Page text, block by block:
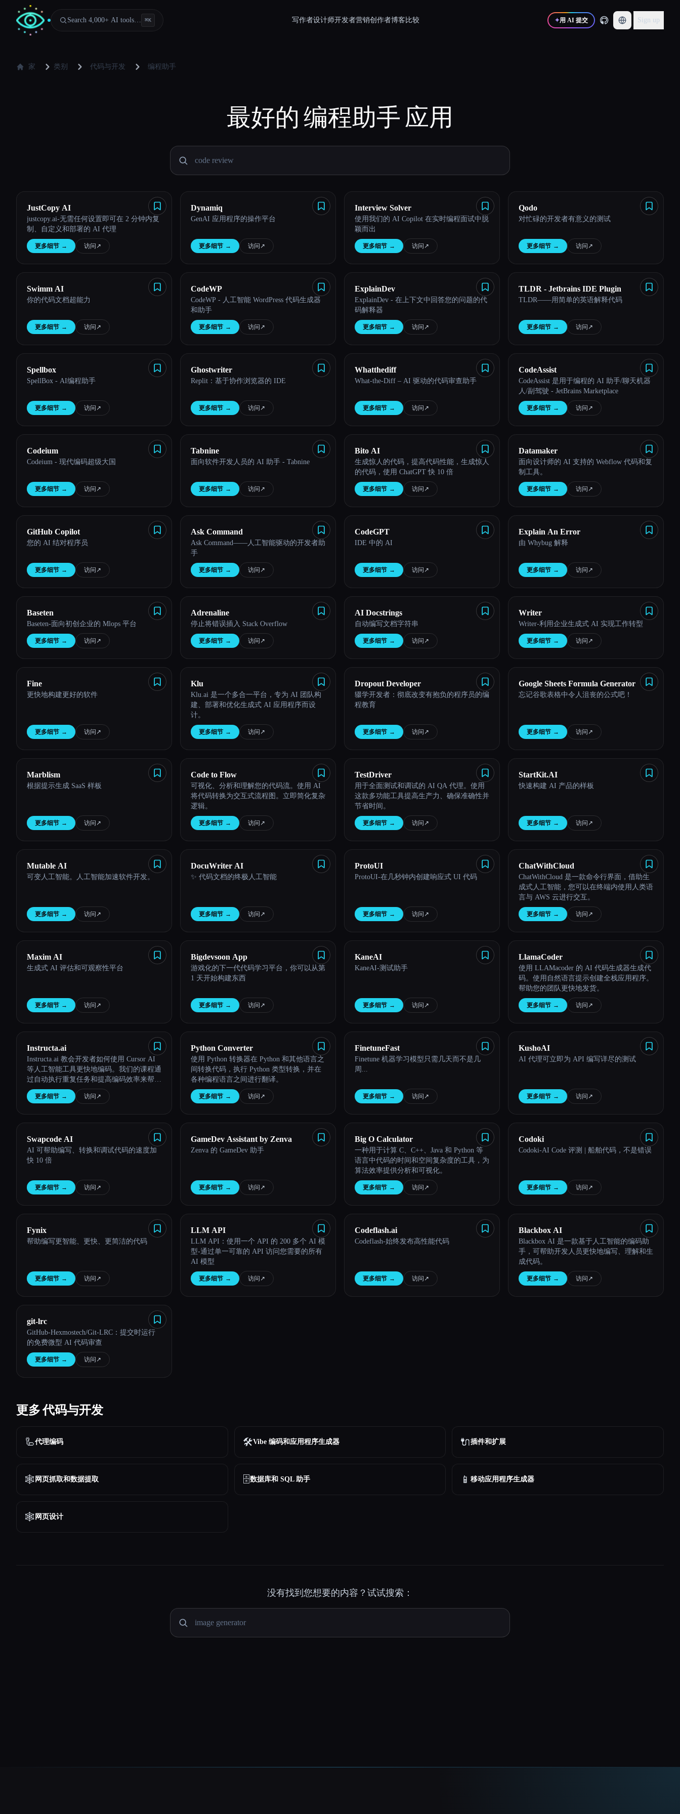
Search 4,000+ AI tools… ⌘K 写作者设计师开发者营销创作者博客 比较 ✦用 AI 提交 Sign up
家 类别 代码与开发 编程助手
最好的编程助手应用
JustCopy AI
justcopy.ai-无需任何设置即可在 2 分钟内复
制、自定义和部署的 AI 代理
更多细节 → 访问 ↗︎
Dynamiq
GenAI 应用程序的操作平台
更多细节 → 访问 ↗︎
Interview Solver
使用我们的 AI Copilot 在实时编程面试中脱
颖而出
更多细节 → 访问 ↗︎
Qodo
对忙碌的开发者有意义的测试
更多细节 → 访问 ↗︎
Swimm AI
你的代码文档超能力
更多细节 → 访问 ↗︎
CodeWP
CodeWP - 人工智能 WordPress 代码生成器
和助手
更多细节 → 访问 ↗︎
ExplainDev
ExplainDev - 在上下文中回答您的问题的代
码解释器
更多细节 → 访问 ↗︎
TLDR - Jetbrains IDE Plugin
TLDR——用简单的英语解释代码
更多细节 → 访问 ↗︎
Spellbox
SpellBox - AI编程助手
更多细节 → 访问 ↗︎
Ghostwriter
Replit：基于协作浏览器的 IDE
更多细节 → 访问 ↗︎
Whatthediff
What-the-Diff – AI 驱动的代码审查助手
更多细节 → 访问 ↗︎
CodeAssist
CodeAssist 是用于编程的 AI 助手/聊天机器
人/副驾驶 - JetBrains Marketplace
更多细节 → 访问 ↗︎
Codeium
Codeium - 现代编码超级大国
更多细节 → 访问 ↗︎
Tabnine
面向软件开发人员的 AI 助手 - Tabnine
更多细节 → 访问 ↗︎
Bito AI
生成惊人的代码，提高代码性能，生成惊人
的代码，使用 ChatGPT 快 10 倍
更多细节 → 访问 ↗︎
Datamaker
面向设计师的 AI 支持的 Webflow 代码和复
制工具。
更多细节 → 访问 ↗︎
GitHub Copilot
您的 AI 结对程序员
更多细节 → 访问 ↗︎
Ask Command
Ask Command——人工智能驱动的开发者助
手
更多细节 → 访问 ↗︎
CodeGPT
IDE 中的 AI
更多细节 → 访问 ↗︎
Explain An Error
由 Whybug 解释
更多细节 → 访问 ↗︎
Baseten
Baseten-面向初创企业的 Mlops 平台
更多细节 → 访问 ↗︎
Adrenaline
停止将错误插入 Stack Overflow
更多细节 → 访问 ↗︎
AI Docstrings
自动编写文档字符串
更多细节 → 访问 ↗︎
Writer
Writer-利用企业生成式 AI 实现工作转型
更多细节 → 访问 ↗︎
Fine
更快地构建更好的软件
更多细节 → 访问 ↗︎
Klu
Klu.ai 是一个多合一平台，专为 AI 团队构
建、部署和优化生成式 AI 应用程序而设
计。
更多细节 → 访问 ↗︎
Dropout Developer
辍学开发者：彻底改变有抱负的程序员的编
程教育
更多细节 → 访问 ↗︎
Google Sheets Formula Generator
忘记谷歌表格中令人沮丧的公式吧！
更多细节 → 访问 ↗︎
Marblism
根据提示生成 SaaS 样板
更多细节 → 访问 ↗︎
Code to Flow
可视化、分析和理解您的代码流。使用 AI
将代码转换为交互式流程图。立即简化复杂
逻辑。
更多细节 → 访问 ↗︎
TestDriver
用于全面测试和调试的 AI QA 代理。使用
这款多功能工具提高生产力、确保准确性并
节省时间。
更多细节 → 访问 ↗︎
StartKit.AI
快速构建 AI 产品的样板
更多细节 → 访问 ↗︎
Mutable AI
可变人工智能。人工智能加速软件开发。
更多细节 → 访问 ↗︎
DocuWriter AI
✨ 代码文档的终极人工智能
更多细节 → 访问 ↗︎
ProtoUI
ProtoUI-在几秒钟内创建响应式 UI 代码
更多细节 → 访问 ↗︎
ChatWithCloud
ChatWithCloud 是一款命令行界面，借助生
成式人工智能，您可以在终端内使用人类语
言与 AWS 云进行交互。
更多细节 → 访问 ↗︎
Maxim AI
生成式 AI 评估和可观察性平台
更多细节 → 访问 ↗︎
Bigdevsoon App
游戏化的下一代代码学习平台，你可以从第
1 天开始构建东西
更多细节 → 访问 ↗︎
KaneAI
KaneAI-测试助手
更多细节 → 访问 ↗︎
LlamaCoder
使用 LLAMacoder 的 AI 代码生成器生成代
码。使用自然语言提示创建全栈应用程序。
帮助您的团队更快地发货。
更多细节 → 访问 ↗︎
Instructa.ai
Instructa.ai 教会开发者如何使用 Cursor AI
等人工智能工具更快地编码。我们的课程通
过自动执行重复任务和提高编码效率来帮助
您节省时间。
更多细节 → 访问 ↗︎
Python Converter
使用 Python 转换器在 Python 和其他语言之
间转换代码，执行 Python 类型转换，并在
各种编程语言之间进行翻译。
更多细节 → 访问 ↗︎
FinetuneFast
Finetune 机器学习模型只需几天而不是几
周...
更多细节 → 访问 ↗︎
KushoAI
AI 代理可立即为 API 编写详尽的测试
更多细节 → 访问 ↗︎
Swapcode AI
AI 可帮助编写、转换和调试代码的速度加
快 10 倍
更多细节 → 访问 ↗︎
GameDev Assistant by Zenva
Zenva 的 GameDev 助手
更多细节 → 访问 ↗︎
Big O Calculator
一种用于计算 C、C++、Java 和 Python 等
语言中代码的时间和空间复杂度的工具，为
算法效率提供分析和可视化。
更多细节 → 访问 ↗︎
Codoki
Codoki-AI Code 评测 | 船舶代码，不是错误
更多细节 → 访问 ↗︎
Fynix
帮助编写更智能、更快、更简洁的代码
更多细节 → 访问 ↗︎
LLM API
LLM API：使用一个 API 的 200 多个 AI 模
型-通过单一可靠的 API 访问您需要的所有
AI 模型
更多细节 → 访问 ↗︎
Codeflash.ai
Codeflash-始终发布高性能代码
更多细节 → 访问 ↗︎
Blackbox AI
Blackbox AI 是一款基于人工智能的编码助
手，可帮助开发人员更快地编写、理解和生
成代码。
更多细节 → 访问 ↗︎
git-lrc
GitHub-Hexmostech/Git-LRC：提交时运行
的免费微型 AI 代码审查
更多细节 → 访问 ↗︎
更多 代码与开发
🦾代理编码 🛠️Vibe 编码和应用程序生成器 🔌插件和扩展
🕸️ 网页抓取和数据提取 🗄️数据库和 SQL 助手 📱移动应用程序生成器
🕸 网页设计
没有找到您想要的内容？试试搜索：